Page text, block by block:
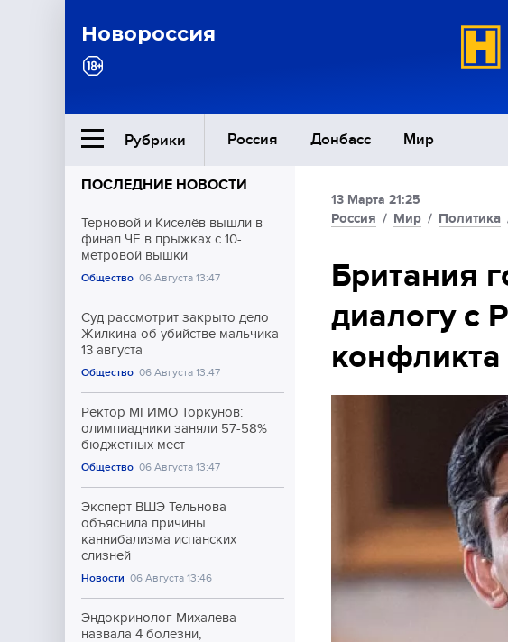
Новороссия
Рубрики Россия Донбасс Мир
Ближний Восток
Общество
Культура
ПОСЛЕДНИЕ НОВОСТИ
Терновой и Киселёв вышли в
финал ЧЕ в прыжках с 10-
метровой вышки
Общество 06 Августа 13:47
Суд рассмотрит закрыто дело
Жилкина об убийстве мальчика
13 августа
Общество 06 Августа 13:47
Ректор МГИМО Торкунов:
олимпиадники заняли 57-58%
бюджетных мест
Общество 06 Августа 13:47
Эксперт ВШЭ Тельнова
объяснила причины
каннибализма испанских
слизней
Новости 06 Августа 13:46
Эндокринолог Михалева
назвала 4 болезни,
13 Марта 21:25
Россия / Мир / Политика
Британия
диалогу с